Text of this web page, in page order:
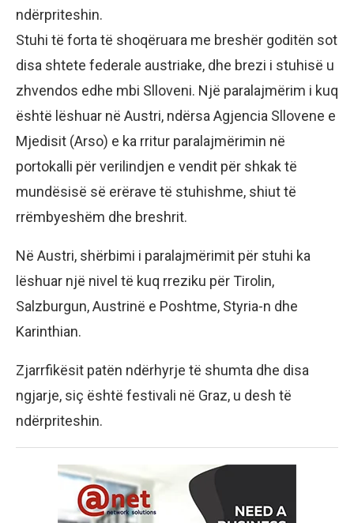
ndërpriteshin.
Stuhi të forta të shoqëruara me breshër goditën sot
disa shtete federale austriake, dhe brezi i stuhisë u
zhvendos edhe mbi Slloveni. Një paralajmërim i kuq
është lëshuar në Austri, ndërsa Agjencia Sllovene e
Mjedisit (Arso) e ka rritur paralajmërimin në
portokalli për verilindjen e vendit për shkak të
mundësisë së erërave të stuhishme, shiut të
rrëmbyeshëm dhe breshrit.
Në Austri, shërbimi i paralajmërimit për stuhi ka
lëshuar një nivel të kuq rreziku për Tirolin,
Salzburgun, Austrinë e Poshtme, Styria-n dhe
Karinthian.
Zjarrfikësit patën ndërhyrje të shumta dhe disa
ngjarje, siç është festivali në Graz, u desh të
ndërpriteshin.